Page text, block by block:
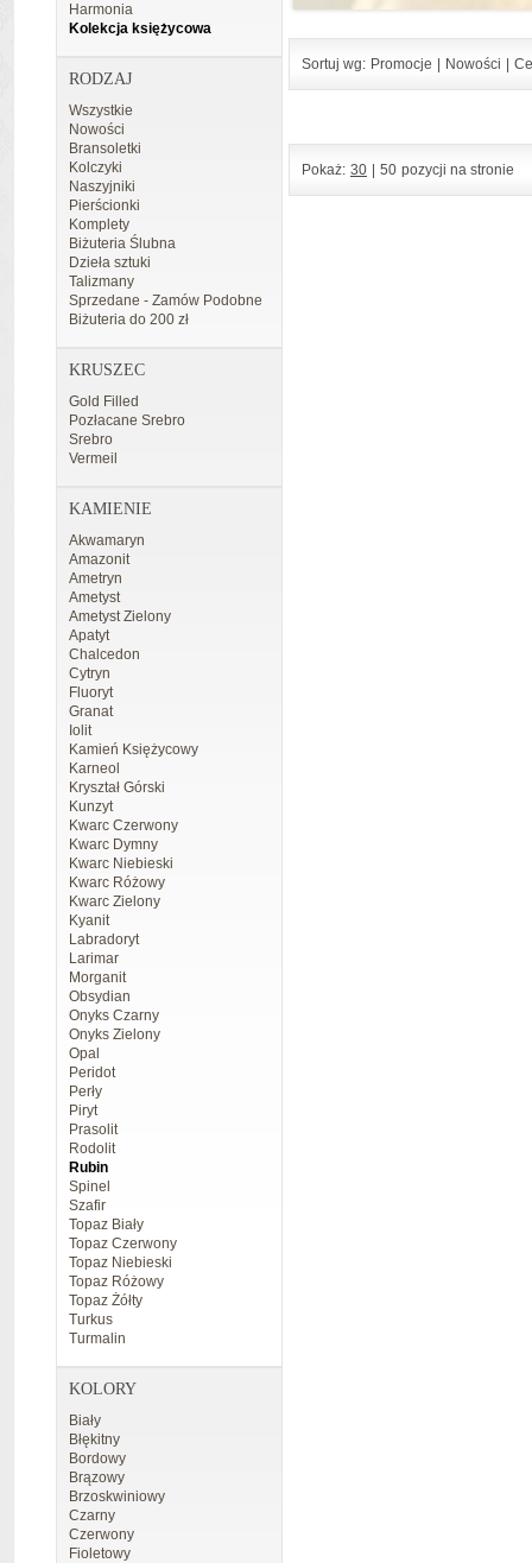
Harmonia
Kolekcja księżycowa
RODZAJ
Wszystkie
Nowości
Bransoletki
Kolczyki
Naszyjniki
Pierścionki
Komplety
Biżuteria Ślubna
Dzieła sztuki
Talizmany
Sprzedane - Zamów Podobne
Biżuteria do 200 zł
KRUSZEC
Gold Filled
Pozłacane Srebro
Srebro
Vermeil
KAMIENIE
Akwamaryn
Amazonit
Ametryn
Ametyst
Ametyst Zielony
Apatyt
Chalcedon
Cytryn
Fluoryt
Granat
Iolit
Kamień Księżycowy
Karneol
Kryształ Górski
Kunzyt
Kwarc Czerwony
Kwarc Dymny
Kwarc Niebieski
Kwarc Różowy
Kwarc Zielony
Kyanit
Labradoryt
Larimar
Morganit
Obsydian
Onyks Czarny
Onyks Zielony
Opal
Peridot
Perły
Piryt
Prasolit
Rodolit
Rubin
Spinel
Szafir
Topaz Biały
Topaz Czerwony
Topaz Niebieski
Topaz Różowy
Topaz Żółty
Turkus
Turmalin
KOLORY
Biały
Błękitny
Bordowy
Brązowy
Brzoskwiniowy
Czarny
Czerwony
Fioletowy
Sortuj wg: Promocje Nowości
Pokaż: 30 50 pozycji na stronie